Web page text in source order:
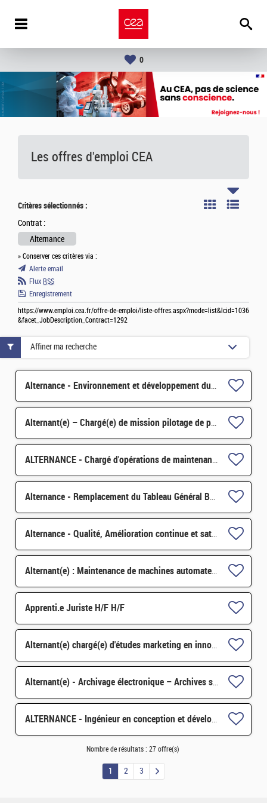
0
Les offres d'emploi CEA
Critères sélectionnés :
Contrat :
Alternance
» Conserver ces critères via :
Alerte email
Flux RSS
Enregistrement
https://www.emploi.cea.fr/offre-de-emploi/liste-offres.aspx?mode=list&lcid=1036
&facet_JobDescription_Contract=1292
Alternance - Environnement et développement durable H/F
Alternant(e) – Chargé(e) de mission pilotage de projets et transformation digitale H/F
ALTERNANCE - Chargé d'opérations de maintenance sur Installation Nucléaire de Base (INB) H/F
Alternance - Remplacement du Tableau Général Basse Tension d'un Bâtiment H/F
Alternance - Qualité, Amélioration continue et satisfaction clients H/F
Alternant(e) : Maintenance de machines automates - réalisation d'études d'amélioration H/F
Apprenti.e Juriste H/F H/F
Alternant(e) chargé(e) d'études marketing en innovation numérique et systèmes – H/F - Saclay
Alternant(e) - Archivage électronique – Archives scientifiques - records management H/F
ALTERNANCE - Ingénieur en conception et développement d'assistants d'IA générative H/F H/F
Affiner ma recherche
Nombre de résultats : 27 offre(s)
1 2 3